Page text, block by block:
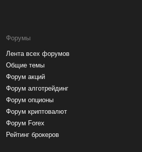
Форумы
Лента всех форумов
Общие темы
Форум акций
Форум алготрейдинг
Форум опционы
Форум криптовалют
Форум Forex
Рейтинг брокеров